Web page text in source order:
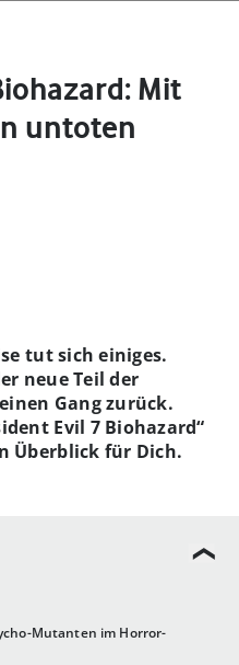
Mit
untoten
Mutanten im Horror-
tut sich einiges.
neue Teil der
Gang zurück.
Evil 7 Biohazard“
Überblick für Dich.